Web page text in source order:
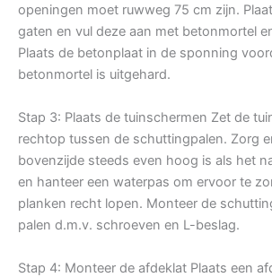
openingen moet ruwweg 75 cm zijn.
gaten en vul deze aan met betonmortel
Plaats de betonplaat in de sponning
betonmortel is uitgehard.
Stap 3: Plaats de tuinschermen Zet de
rechtop tussen de schuttingpalen. Zorg
bovenzijde steeds even hoog is als het
en hanteer een waterpas om ervoor te
planken recht lopen. Monteer de
palen d.m.v. schroeven en L-beslag.
Stap 4: Monteer de afdeklat Plaats een